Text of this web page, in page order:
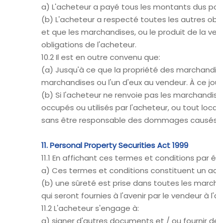
a) L'acheteur a payé tous les montants dus
(b) L'acheteur a respecté toutes les autres
et que les marchandises, ou le produit de la
obligations de l'acheteur.
10.2 Il est en outre convenu que:
(a) Jusqu'à ce que la propriété des
marchandises ou l'un d'eux au vendeur. À
(b) Si l'acheteur ne renvoie pas les
occupés ou utilisés par l'acheteur, ou tout
sans être responsable des dommages
11. Personal Property Securities Act 1999
11.1 En affichant ces termes et conditions
a) Ces termes et conditions constituent un
(b) une sûreté est prise dans toutes les
qui seront fournies à l'avenir par le vendeur
11.2 L'acheteur s'engage à:
a) signer d'autres documents et / ou fournir